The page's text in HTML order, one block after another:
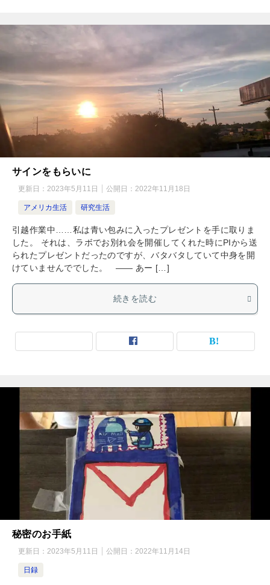
サインをもらいに
更新日： 2023年5月11日 公開日： 2022年11月18日
アメリカ生活 研究生活
引越作業中……私は青い包みに入ったプレゼントを手に取りま
した。 それは、ラボでお別れ会を開催してくれた時にPIから送
られたプレゼントだったのですが、バタバタしていて中身を開
けていませんででした。 ―― あー […]
続きを読む
秘密のお手紙
更新日： 2023年5月11日 公開日： 2022年11月14日
日録